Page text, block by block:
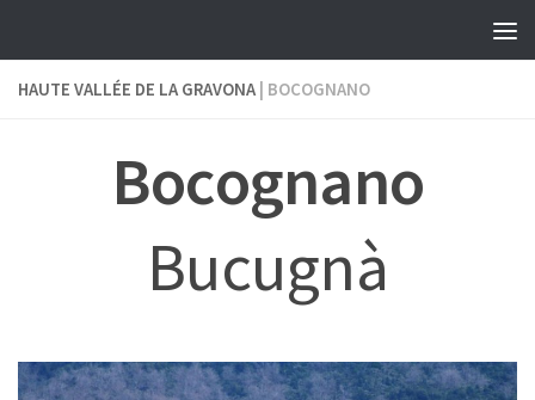
HAUTE VALLÉE DE LA GRAVONA | BOCOGNANO
Bocognano
Bucugnà